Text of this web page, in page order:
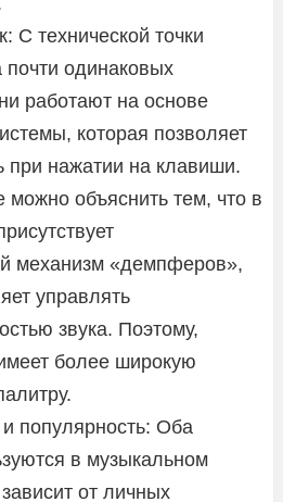
С технической точки
почти одинаковых
работают на основе
которая позволяет
при нажатии на клавиши.
можно объяснить тем, что в
механизм «демпферов»,
управлять
звука. Поэтому,
более широкую
популярность: Оба
в музыкальном
от личных